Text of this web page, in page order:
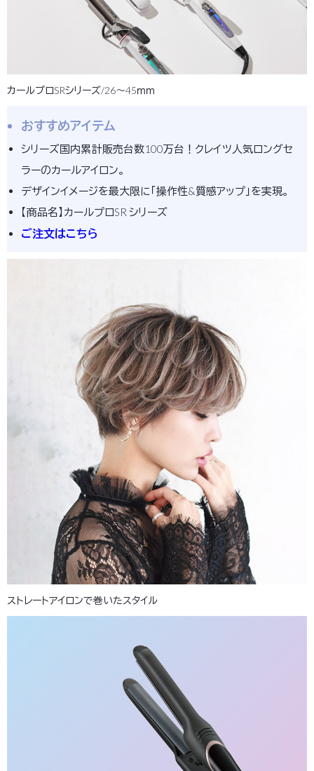
カールプロSRシリーズ/26～45ｍｍ
おすすめアイテム
シリーズ国内累計販売台数100万台！クレイツ人気ロングセ
ラーのカールアイロン。
デザインイメージを最大限に「操作性&質感アップ」を実現。
【商品名】カールプロSR シリーズ
ご注文はこちら
ストレートアイロンで巻いたスタイル